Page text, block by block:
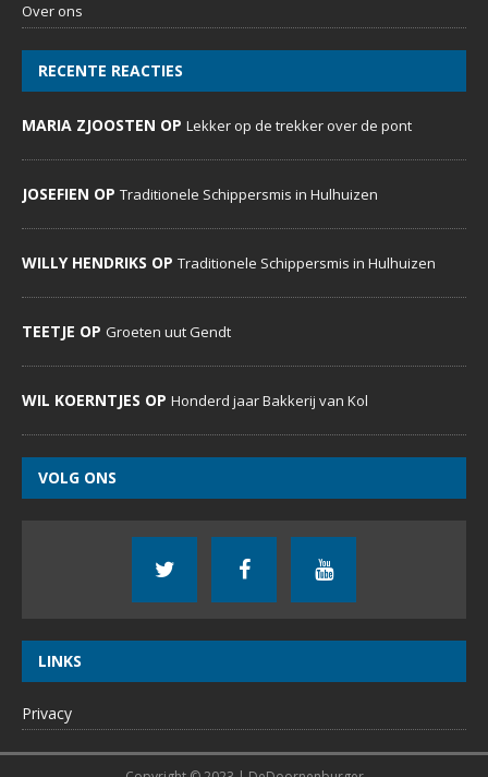
Over ons
RECENTE REACTIES
MARIA ZJOOSTEN OP Lekker op de trekker over de pont
JOSEFIEN OP Traditionele Schippersmis in Hulhuizen
WILLY HENDRIKS OP Traditionele Schippersmis in Hulhuizen
TEETJE OP Groeten uut Gendt
WIL KOERNTJES OP Honderd jaar Bakkerij van Kol
VOLG ONS
LINKS
Privacy